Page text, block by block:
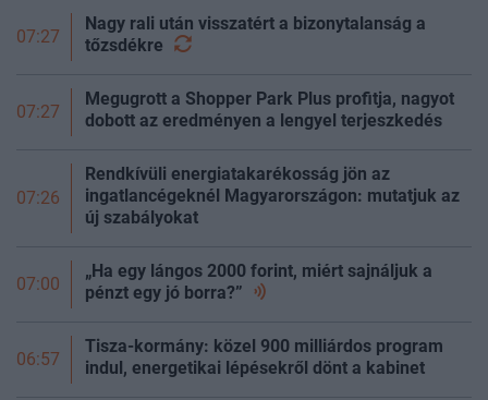
07:27
Nagy rali után visszatért a bizonytalanság a
tőzsdékre
07:27
Megugrott a Shopper Park Plus profitja, nagyot
dobott az eredményen a lengyel terjeszkedés
07:26
Rendkívüli energiatakarékosság jön az
ingatlancégeknél Magyarországon: mutatjuk az
új szabályokat
07:00
„Ha egy lángos 2000 forint, miért sajnáljuk a
pénzt egy jó borra?”
06:57
Tisza-kormány: közel 900 milliárdos program
indul, energetikai lépésekről dönt a kabinet